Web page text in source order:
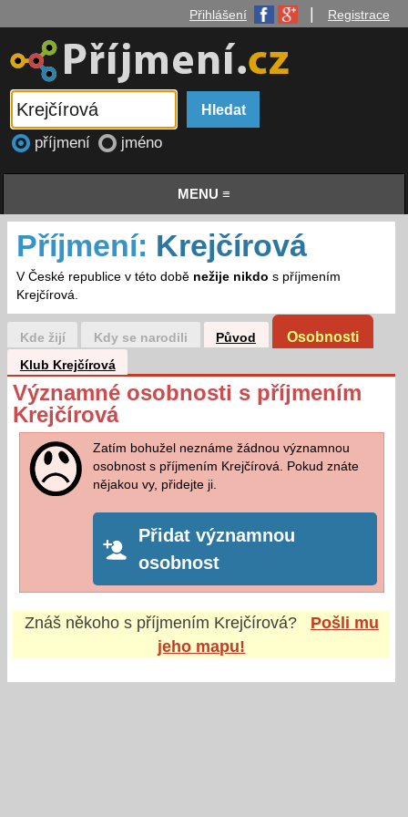
Přihlášení Registrace
příjmení jméno
MENU ≡
Příjmení: Krejčírová
V České republice v této době nežije nikdo s příjmením
Krejčírová.
Kde žijí Kdy se narodili Původ Osobnosti
Klub Krejčírová
Významné osobnosti s příjmením
Krejčírová
Zatím bohužel neznáme žádnou významnou
osobnost s příjmením Krejčírová. Pokud znáte
nějakou vy, přidejte ji.
Přidat významnou
osobnost
Znáš někoho s příjmením Krejčírová?
Pošli mu
jeho mapu!